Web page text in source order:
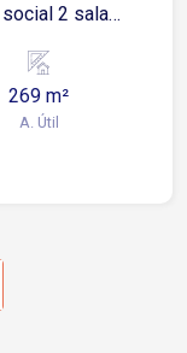
2 salas
uma das
a
269 m²
A. Útil